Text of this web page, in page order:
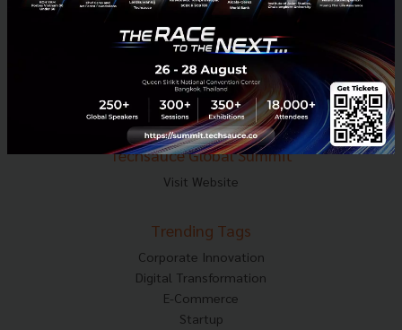
Techsauce Media
About Techsauce
Techsauce Services
Privacy Policy
ส่งบทความ
Techsauce Global Summit
Visit Website
Trending Tags
Corporate Innovation
Digital Transformation
E-Commerce
Startup